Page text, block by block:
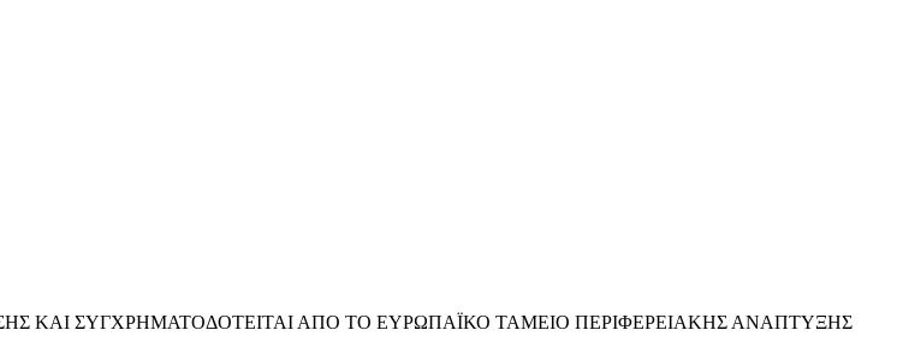
ΚΑΙ ΣΥΓΧΡΗΜΑΤΟΔΟΤΕΙΤΑΙ ΑΠΟ ΤΟ ΕΥΡΩΠΑΪΚΟ ΤΑΜΕΙΟ ΠΕΡΙΦΕΡΕΙΑΚΗΣ ΑΝΑΠΤΥΞΗΣ